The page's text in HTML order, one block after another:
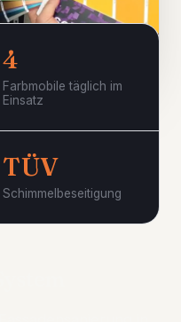
4
Farbmobile täglich im
Einsatz
TÜV
Schimmelbeseitigung